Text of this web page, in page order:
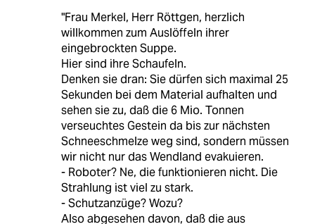
"Frau Merkel, Herr Röttgen, herzlich
willkommen zum Auslöffeln ihrer
eingebrockten Suppe.
Hier sind ihre Schaufeln.
Denken sie dran: Sie dürfen sich maximal 25
Sekunden bei dem Material aufhalten und
sehen sie zu, daß die 6 Mio. Tonnen
verseuchtes Gestein da bis zur nächsten
Schneeschmelze weg sind, sondern müssen
wir nicht nur das Wendland evakuieren.
- Roboter? Ne, die funktionieren nicht. Die
Strahlung ist viel zu stark.
- Schutzanzüge? Wozu?
Also abgesehen davon, daß die aus